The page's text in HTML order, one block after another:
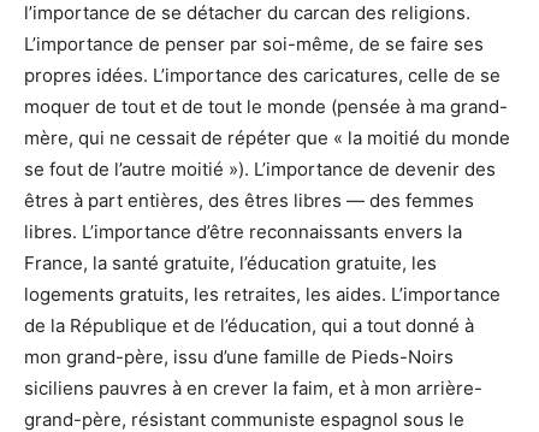
l’importance de se détacher du carcan des religions.
L’importance de penser par soi-même, de se faire ses
propres idées. L’importance des caricatures, celle de se
moquer de tout et de tout le monde (pensée à ma grand-
mère, qui ne cessait de répéter que « la moitié du monde
se fout de l’autre moitié »). L’importance de devenir des
êtres à part entières, des êtres libres — des femmes
libres. L’importance d’être reconnaissants envers la
France, la santé gratuite, l’éducation gratuite, les
logements gratuits, les retraites, les aides. L’importance
de la République et de l’éducation, qui a tout donné à
mon grand-père, issu d’une famille de Pieds-Noirs
siciliens pauvres à en crever la faim, et à mon arrière-
grand-père, résistant communiste espagnol sous le